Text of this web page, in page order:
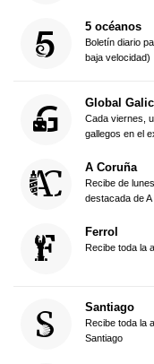
5 océanos
Boletín diario
baja velocidad)
Global
Cada viernes,
gallegos en el
A Coruña
Recibe de
destacada de A
Ferrol
Recibe toda la
Santiago
Recibe toda la
Santiago